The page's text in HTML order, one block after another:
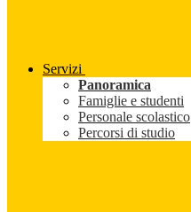
Servizi
Panoramica
Famiglie e studenti
Personale scolastico
Percorsi di studio